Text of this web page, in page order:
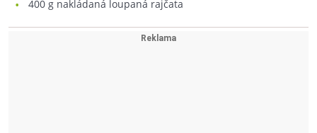
400 g nakládaná loupaná rajčata